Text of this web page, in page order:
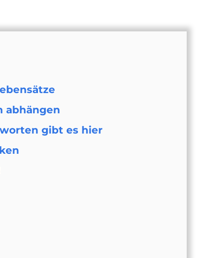
abhängen
gibt es hier